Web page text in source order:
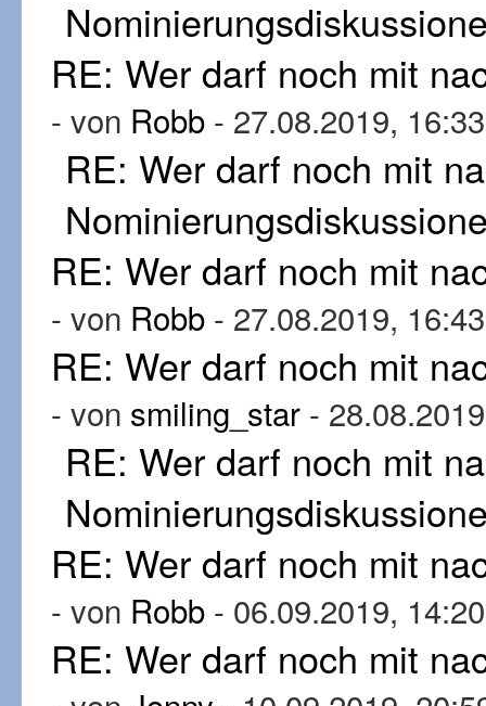
RE: Wer darf noch mit
- von Robb - 27.08.2019, 16:33
RE: Wer darf noch mit
RE: Wer darf noch mit
- von Robb - 27.08.2019, 16:43
RE: Wer darf noch mit
- von smiling_star -
RE: Wer darf noch mit
RE: Wer darf noch mit
- von Robb - 06.09.2019, 14:20
RE: Wer darf noch mit